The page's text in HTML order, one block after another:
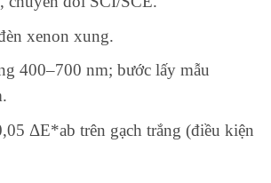
xenon xung.
400–700 nm; bước lấy mẫu
ΔE*ab trên gạch trắng (điều kiện